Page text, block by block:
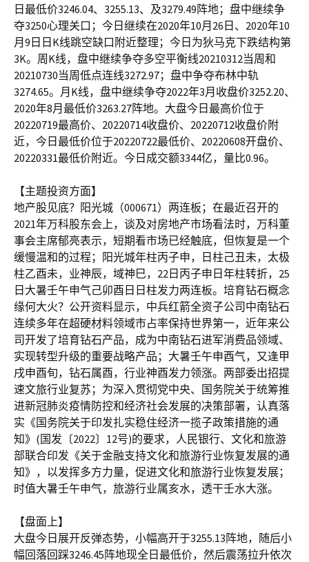
日最低价3246.04、3255.13、及3279.49阵地；盘中继续争
夺3250心理关口；今日继续在2020年10月26日、2020年10
月9日日K线跳空缺口附近整理；今日为狄马克下跌结构第
3K。周K线，盘中继续争夺多空平衡线20210312当周和
20210730当周低点连线3272.97；盘中争夺布林中轨
3274.65。月K线，盘中继续争夺2022年3月收盘价3252.20、
2020年8月最低价3263.27阵地。大盘今日最高价位于
20220719最高价、20220714收盘价、20220712收盘价附
近，今日最低价位于20220722最低价、20220608开盘价、
20220331最低价附近。今日成交额3344亿，量比0.96。
【主题投资方面】
地产股见底？阳光城（000671）两连板；在最近召开的
2021年万科股东会上，谈及对房地产市场看法时，万科董
事会主席郁亮表示，短期看市场已经触底，但恢复是一个
缓慢温和的过程；阳光城年柱丙子申，日柱己丑未，太极
柱乙酉未，业神辰，域神巳，22日丙子申日年柱转折，25
日大暑壬午申气己卯酉日日柱发力两连板。培育钻石概念
缘何大火？公开资料显示，中兵红箭全资子公司中南钻石
连续多年在超硬材料领域市占率保持世界第一，近年来公
司开发了培育钻石产品，成为中南钻石进军消费品领域、
实现转型升级的重要战略产品；大暑壬午申酉气，又逢甲
戌申酉旬，钻石属酉，行业神酉发力领涨。两部委出招提
速文旅行业复苏；为深入贯彻党中央、国务院关于统筹推
进新冠肺炎疫情防控和经济社会发展的决策部署，认真落
实《国务院关于印发扎实稳住经济一揽子政策措施的通
知》(国发〔2022〕12号)的要求，人民银行、文化和旅游
部联合印发《关于金融支持文化和旅游行业恢复发展的通
知》，以发挥多方力量，促进文化和旅游行业恢复发展；
时值大暑壬午申气，旅游行业属亥水，透干壬水大涨。
【盘面上】
大盘今日展开反弹态势，小幅高开于3255.13阵地，随后小
幅回落回踩3246.45阵地现全日最低价，然后震荡拉升依次